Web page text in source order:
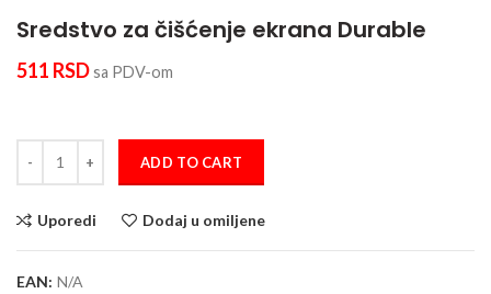
Sredstvo za čišćenje ekrana Durable
511 RSDsa PDV-om
ADD TO CART
Uporedi Dodaj u omiljene
EAN: N/A